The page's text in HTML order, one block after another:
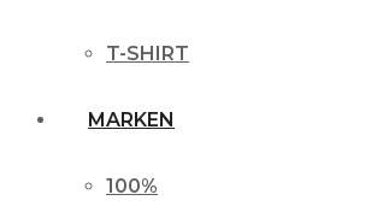
T-SHIRT
MARKEN
100%